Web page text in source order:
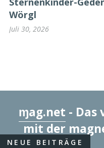
Wörgl
Juli 30, 2026
ɱag.net - Das
mit der
NEUE BEITRÄGE